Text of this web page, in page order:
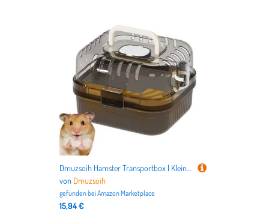
Dmuzsoih Hamster Transportbox | Kleintier Auslaufkäfig Unterwegs | Klarer Tragbarer Transportbehälter Mit Rädern Für Chinchilla Und Kaninchen Zum Transport, Spielen Und Draußen
von Dmuzsoih
gefunden beiAmazon Marketplace
15,94 €